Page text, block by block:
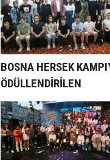
BOSNA HERSEK
ÖDÜLLENDİRİLEN
ÖĞRENCİLER